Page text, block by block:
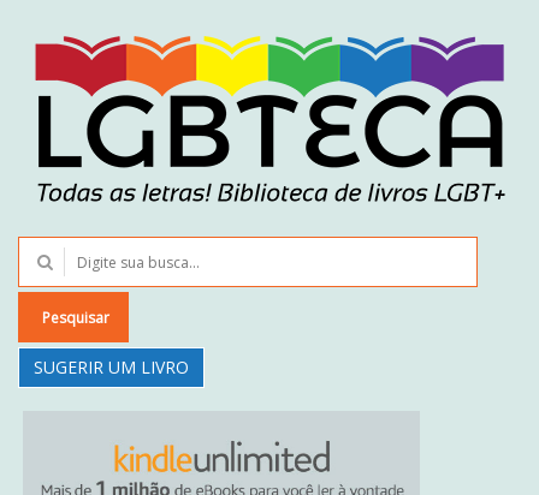
Pesquisar
SUGERIR UM LIVRO